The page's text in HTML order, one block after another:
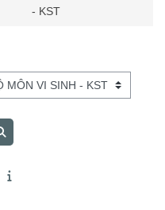
- KST
Tìm kiếm khoá học